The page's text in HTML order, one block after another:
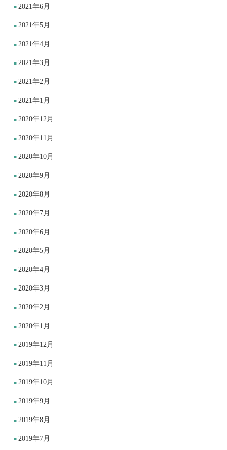
2021年6月
2021年5月
2021年4月
2021年3月
2021年2月
2021年1月
2020年12月
2020年11月
2020年10月
2020年9月
2020年8月
2020年7月
2020年6月
2020年5月
2020年4月
2020年3月
2020年2月
2020年1月
2019年12月
2019年11月
2019年10月
2019年9月
2019年8月
2019年7月